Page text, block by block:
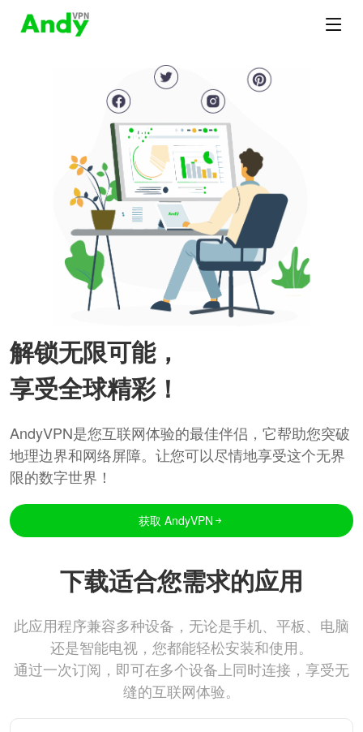
解锁无限可能，
享受全球精彩！
AndyVPN是您互联网体验的最佳伴侣，它帮助您突破
地理边界和网络屏障。让您可以尽情地享受这个无界
限的数字世界！
获取 AndyVPN
下载适合您需求的应用
此应用程序兼容多种设备，无论是手机、平板、电脑
还是智能电视，您都能轻松安装和使用。
通过一次订阅，即可在多个设备上同时连接，享受无
缝的互联网体验。